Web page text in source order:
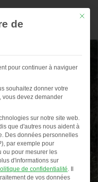
Mit
de
pour continuer à naviguer
souhaitez donner votre
vous devez demander
sur notre site web.
que d'autres nous aident à
Des données personnelles
par exemple pour
ou pour mesurer les
d'informations sur
de confidentialité.
de vos données